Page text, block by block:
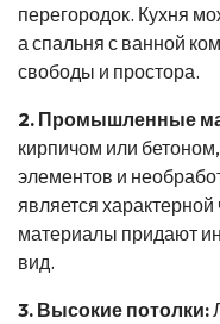
перегородок. Кухня
а спальня с ванной
свободы и простора.
2. Промышленные
кирпичом или
элементов и
является
материалы придают
вид.
3. Высокие потолки: